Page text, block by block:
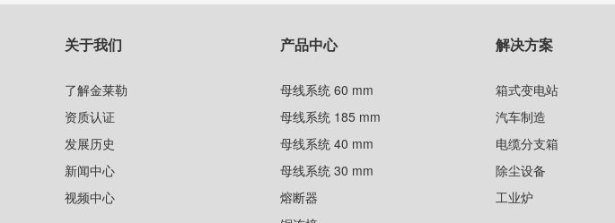
关于我们
了解金莱勒
资质认证
发展历史
新闻中心
视频中心
产品中心
母线系统 60 mm
母线系统 185 mm
母线系统 40 mm
母线系统 30 mm
熔断器
解决方案
箱式变电站
汽车制造
电缆分支箱
除尘设备
工业炉